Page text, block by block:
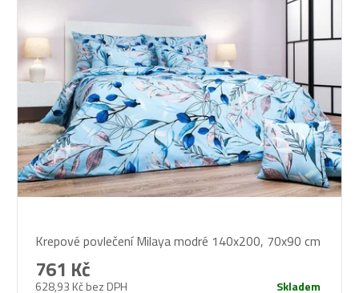
hodnocení
produktu
je
Krepové povlečení Milaya modré 140x200, 70x90 cm
628,93 Kč bez DPH
761 Kč
Skladem